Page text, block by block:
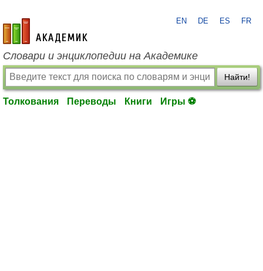
academic.ru
EN DE ES FR
Словари и энциклопедии на Академике
Найти!
Толкования Переводы Книги Игры ⚽